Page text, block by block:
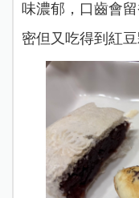
味濃郁，口齒會
密但又吃得到紅